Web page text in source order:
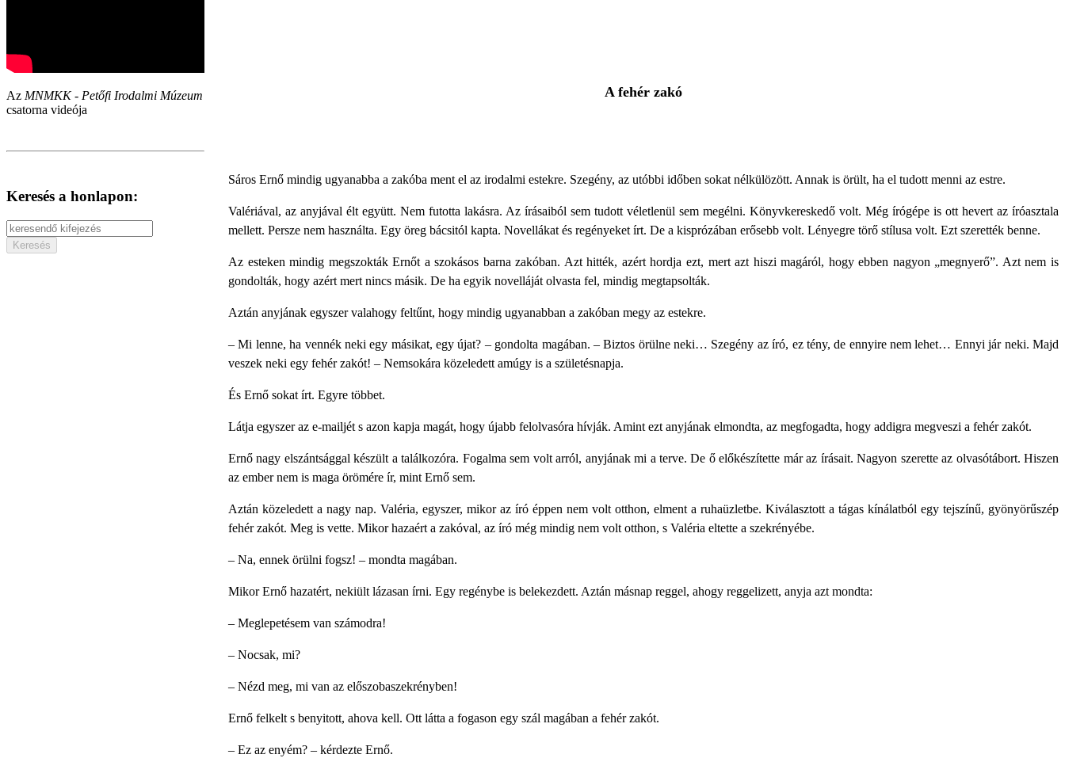
Az MNMKK - Petőfi Irodalmi Múzeum
csatorna videója
Keresés a honlapon:
A fehér zakó
Sáros Ernő mindig ugyanabba a zakóba ment el az irodalmi estekre. Szegény, az utóbbi időben sokat nélkülözött. Annak is örült, ha el tudott menni az estre.
Valériával, az anyjával élt együtt. Nem futotta lakásra. Az írásaiból sem tudott véletlenül sem megélni. Könyvkereskedő volt. Még írógépe is ott hevert az íróasztala
mellett. Persze nem használta. Egy öreg bácsitól kapta. Novellákat és regényeket írt. De a kisprózában erősebb volt. Lényegre törő stílusa volt. Ezt szerették benne.
Az esteken mindig megszokták Ernőt a szokásos barna zakóban. Azt hitték, azért hordja ezt, mert azt hiszi magáról, hogy ebben nagyon „megnyerő”. Azt nem is
gondolták, hogy azért mert nincs másik. De ha egyik novelláját olvasta fel, mindig megtapsolták.
Aztán anyjának egyszer valahogy feltűnt, hogy mindig ugyanabban a zakóban megy az estekre.
–Mi lenne, ha vennék neki egy másikat, egy újat? – gondolta magában. – Biztos örülne neki… Szegény az író, ez tény, de ennyire nem lehet… Ennyi jár neki. Majd
veszek neki egy fehér zakót! – Nemsokára közeledett amúgy is a születésnapja.
És Ernő sokat írt. Egyre többet.
Látja egyszer az e-mailjét s azon kapja magát, hogy újabb felolvasóra hívják. Amint ezt anyjának elmondta, az megfogadta, hogy addigra megveszi a fehér zakót.
Ernő nagy elszántsággal készült a találkozóra. Fogalma sem volt arról, anyjának mi a terve. De ő előkészítette már az írásait. Nagyon szerette az olvasótábort. Hiszen
az ember nem is maga örömére ír, mint Ernő sem.
Aztán közeledett a nagy nap. Valéria, egyszer, mikor az író éppen nem volt otthon, elment a ruhaüzletbe. Kiválasztott a tágas kínálatból egy tejszínű, gyönyörűszép
fehér zakót. Meg is vette. Mikor hazaért a zakóval, az író még mindig nem volt otthon, s Valéria eltette a szekrényébe.
– Na, ennek örülni fogsz! – mondta magában.
Mikor Ernő hazatért, nekiült lázasan írni. Egy regénybe is belekezdett. Aztán másnap reggel, ahogy reggelizett, anyja azt mondta:
– Meglepetésem van számodra!
– Nocsak, mi?
– Nézd meg, mi van az előszobaszekrényben!
Ernő felkelt s benyitott, ahova kell. Ott látta a fogason egy szál magában a fehér zakót.
– Ez az enyém? – kérdezte Ernő.